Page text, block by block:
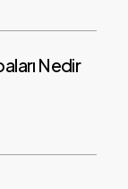
Nedir